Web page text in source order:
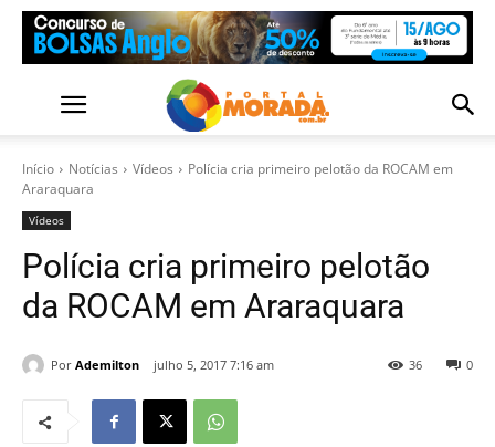
Início Notícias Vídeos
Polícia cria primeiro pelotão da ROCAM em
Araraquara
Vídeos
Polícia cria primeiro pelotão
da ROCAM em Araraquara
Por Ademilton julho 5, 2017 7:16 am 0
36